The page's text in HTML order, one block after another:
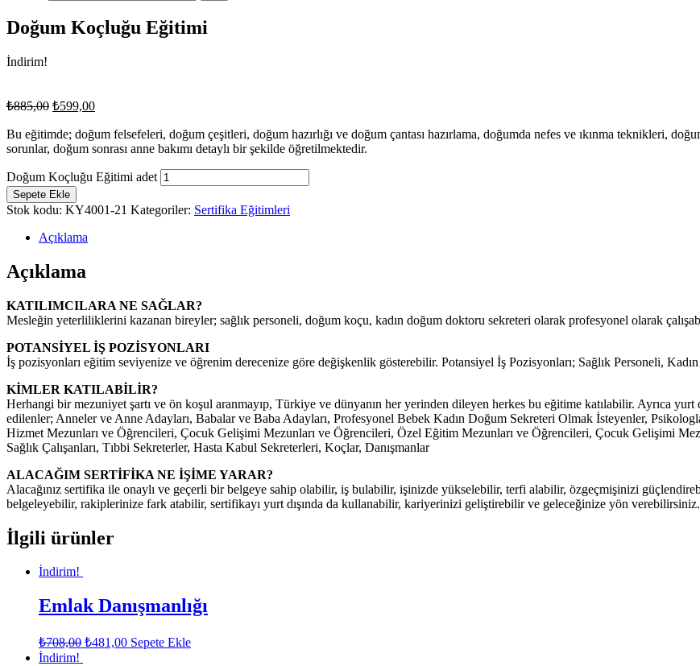
Doğum Koçluğu Eğitimi
İndirim!
₺885,00 ₺599,00
Bu eğitimde; doğum felsefeleri, doğum çeşitleri, doğum hazırlığı ve doğum çantası hazırlama, doğumda nefes ve ıkınma teknikleri,
sorunlar, doğum sonrası anne bakımı detaylı bir şekilde öğretilmektedir.
Doğum Koçluğu Eğitimi adet
Sepete Ekle
Stok kodu: KY4001-21 Kategoriler: Sertifika Eğitimleri
Açıklama
Açıklama
KATILIMCILARA NE SAĞLAR?
Mesleğin yeterliliklerini kazanan bireyler; sağlık personeli, doğum koçu, kadın doğum doktoru sekreteri olarak profesyonel olarak
POTANSİYEL İŞ POZİSYONLARI
İş pozisyonları eğitim seviyenize ve öğrenim derecenize göre değişkenlik gösterebilir. Potansiyel İş Pozisyonları; Sağlık Personeli,
KİMLER KATILABİLİR?
Herhangi bir mezuniyet şartı ve ön koşul aranmayıp, Türkiye ve dünyanın her yerinden dileyen herkes bu eğitime katılabilir. Ayrıca
edilenler; Anneler ve Anne Adayları, Babalar ve Baba Adayları, Profesyonel Bebek Kadın Doğum Sekreteri Olmak İsteyenler,
Hizmet Mezunları ve Öğrencileri, Çocuk Gelişimi Mezunları ve Öğrencileri, Özel Eğitim Mezunları ve Öğrencileri, Çocuk Gelişimi
Sağlık Çalışanları, Tıbbi Sekreterler, Hasta Kabul Sekreterleri, Koçlar, Danışmanlar
ALACAĞIM SERTİFİKA NE İŞİME YARAR?
Alacağınız sertifika ile onaylı ve geçerli bir belgeye sahip olabilir, iş bulabilir, işinizde yükselebilir, terfi alabilir, özgeçmişinizi
belgeleyebilir, rakiplerinize fark atabilir, sertifikayı yurt dışında da kullanabilir, kariyerinizi geliştirebilir ve geleceğinize yön verebilirsiniz.
İlgili ürünler
İndirim!
Emlak Danışmanlığı
₺708,00 ₺481,00 Sepete Ekle
İndirim!